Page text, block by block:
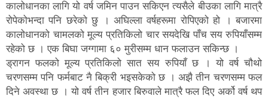
कालोधानका लागि यो वर्ष जमिन पाउन सकिएन त्यसैले बीउका लागि मात्रै
रोपेकोभन्दा पनि छरेको छु । अघिल्ला वर्षहरूमा रोपिएको हो । बजारमा
कालोधानको चामलको मूल्य प्रतिकिलो चार सयदेखि पाँच सय रुपियाँसम्म
रहेको छ । एक बिघा जग्गामा ६० मुरीसम्म धान फलाउन सकिन्छ ।
ड्रागन फलको मूल्य प्रतिकिलो सात सय रुपियाँ छ । यो वर्ष चौथो
चरणसम्म पनि फर्मबाट नै बिक्री भइसकेको छ । अझै तीन चरणसम्म फल
दिने अवस्था छ । यो वर्ष तीन हजार बिरुवाले मात्रै फल दिए अर्को वर्ष थप